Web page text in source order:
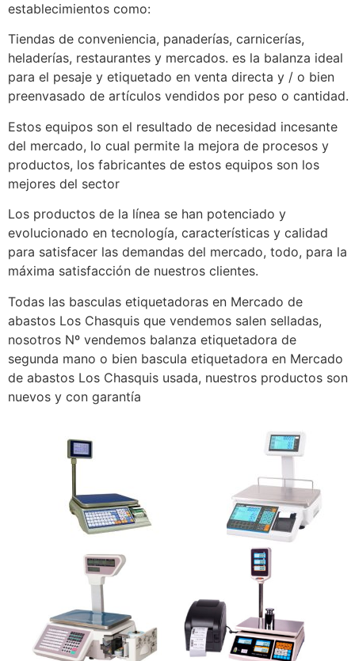
establecimientos como:
Tiendas de conveniencia, panaderías, carnicerías,
heladerías, restaurantes y mercados. es la balanza ideal
para el pesaje y etiquetado en venta directa y / o bien
preenvasado de artículos vendidos por peso o cantidad.
Estos equipos son el resultado de necesidad incesante
del mercado, lo cual permite la mejora de procesos y
productos, los fabricantes de estos equipos son los
mejores del sector
Los productos de la línea se han potenciado y
evolucionado en tecnología, características y calidad
para satisfacer las demandas del mercado, todo, para la
máxima satisfacción de nuestros clientes.
Todas las basculas etiquetadoras en Mercado de
abastos Los Chasquis que vendemos salen selladas,
nosotros Nº vendemos balanza etiquetadora de
segunda mano o bien bascula etiquetadora en Mercado
de abastos Los Chasquis usada, nuestros productos son
nuevos y con garantía